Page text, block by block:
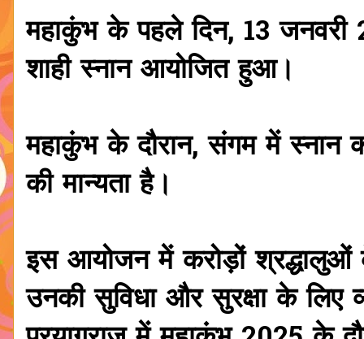
महाकुंभ के पहले दिन, 13 जनवरी
शाही स्नान आयोजित हुआ।
महाकुंभ के दौरान, संगम में स्नान
की मान्यता है।
इस आयोजन में करोड़ों
उनकी सुविधा और सुरक्षा के लिए